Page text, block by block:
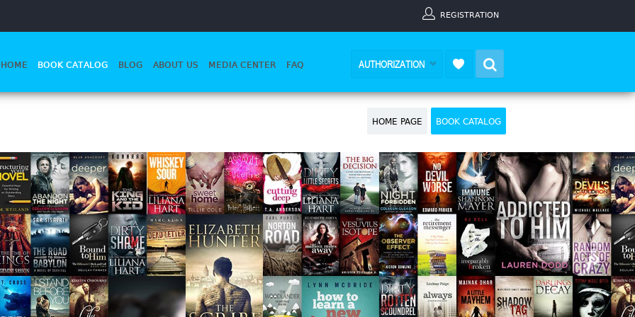
REGISTRATION
HOME BOOK CATALOG BLOG ABOUT US MEDIA CENTER FAQ AUTHORIZATION
HOME PAGE BOOK CATALOG